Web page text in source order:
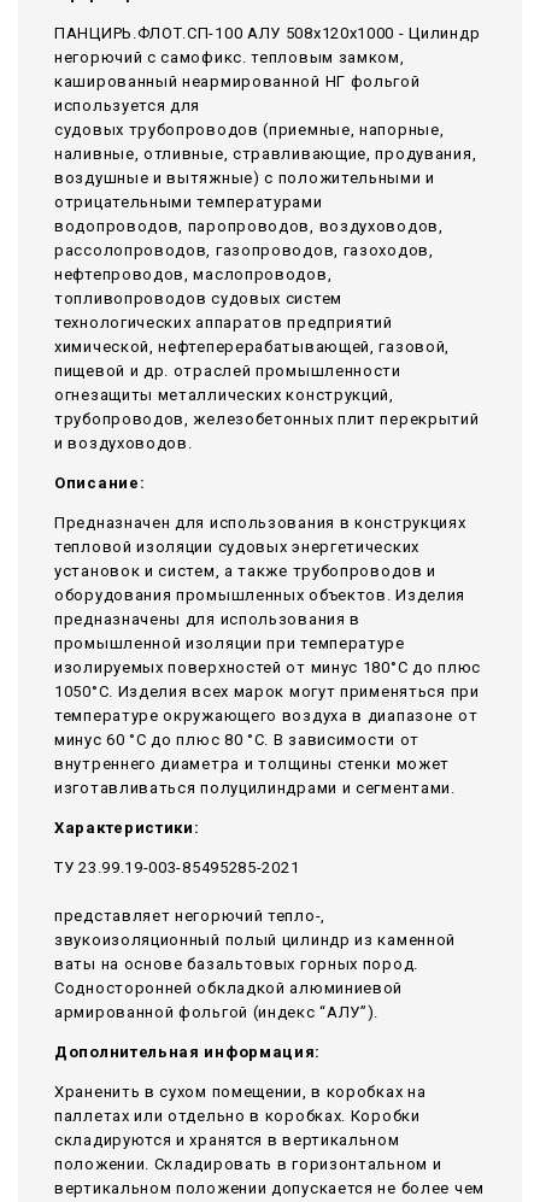
ПАНЦИРЬ.ФЛОТ.СП-100 АЛУ 508x120x1000 - Цилиндр
негорючий c самофикс. тепловым замком,
кашированный неармированной НГ фольгой
используется для
судовых трубопроводов (приемные, напорные,
наливные, отливные, стравливающие, продувания,
воздушные и вытяжные) с положительными и
отрицательными температурами
водопроводов, паропроводов, воздуховодов,
рассолопроводов, газопроводов, газоходов,
нефтепроводов, маслопроводов,
топливопроводов судовых систем
технологических аппаратов предприятий
химической, нефтеперерабатывающей, газовой,
пищевой и др. отраслей промышленности
огнезащиты металлических конструкций,
трубопроводов, железобетонных плит перекрытий
и воздуховодов.
Описание:
Предназначен для использования в конструкциях
тепловой изоляции судовых энергетических
установок и систем, а также трубопроводов и
оборудования промышленных объектов. Изделия
предназначены для использования в
промышленной изоляции при температуре
изолируемых поверхностей от минус 180°С до плюс
1050°С. Изделия всех марок могут применяться при
температуре окружающего воздуха в диапазоне от
минус 60 °С до плюс 80 °С. В зависимости от
внутреннего диаметра и толщины стенки может
изготавливаться полуцилиндрами и сегментами.
Характеристики:
ТУ 23.99.19-003-85495285-2021
представляет негорючий тепло-,
звукоизоляционный полый цилиндр из каменной
ваты на основе базальтовых горных пород.
Содносторонней обкладкой алюминиевой
армированной фольгой (индекс “АЛУ”).
Дополнительная информация:
Храненить в сухом помещении, в коробках на
паллетах или отдельно в коробках. Коробки
складируются и хранятся в вертикальном
положении. Складировать в горизонтальном и
вертикальном положении допускается не более чем